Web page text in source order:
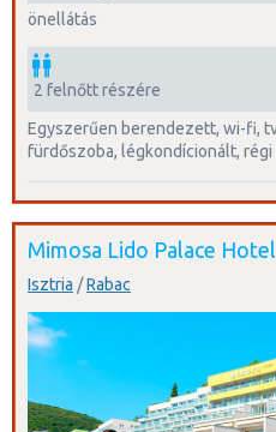
önellátás
2 felnőtt részére
egyszerűen berendezett, wi-fi, tv, terasz, zuhanyzós
fürdőszoba, légkondícionált, régi
Mimosa Lido Palace Hotel
Isztria /Rabac